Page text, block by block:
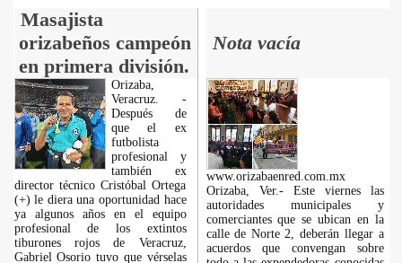
Masajista
orizabeños campeón
en primera división.
Nota vacía
Orizaba,
Veracruz. -
Después de
que el ex
futbolista
profesional y
también ex
director técnico Cristóbal Ortega
(+) le diera una oportunidad hace
ya algunos años en el equipo
profesional de los extintos
tiburones rojos de Veracruz,
Gabriel Osorio tuvo que vérselas
www.orizabaenred.com.mx
Orizaba, Ver.- Este viernes las
autoridades municipales y
comerciantes que se ubican en la
calle de Norte 2, deberán llegar a
acuerdos que convengan sobre